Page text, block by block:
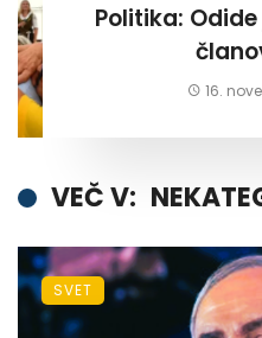
Politika: Odide jih 30 pride 600
16.
VEČ V:
SVET